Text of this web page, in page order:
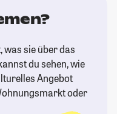
sie über das
du sehen, wie
Angebot
oder